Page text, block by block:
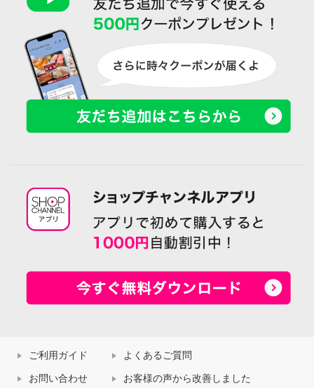
ご利用ガイド よくあるご質問
お問い合わせ お客様の声から改善しました